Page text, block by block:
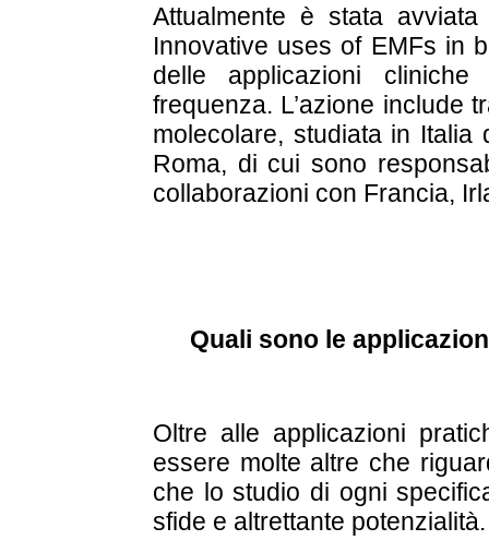
Attualmente è stata
Innovative uses of EMFs in
delle applicazioni
frequenza. L’azione include
molecolare, studiata in Italia
Roma, di cui sono
collaborazioni con Francia,
Quali sono le
Oltre alle applicazioni
essere molte altre che
che lo studio di ogni
sfide e altrettante potenzialità.